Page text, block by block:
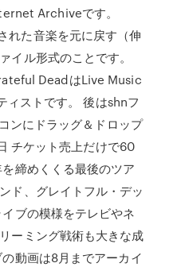
Archiveです。
た音楽を元に戻す（伸
イル形式のことです。
DeadはLive Music
ストです。 後はshnフ
ンにドラッグ＆ドロップ
チケット売上だけで60
締めくくる最後のツア
ド、グレイトフル・デッ
ブの模様をテレビやネ
ーミング戦術も大きな成
動画は8月までアーカイ